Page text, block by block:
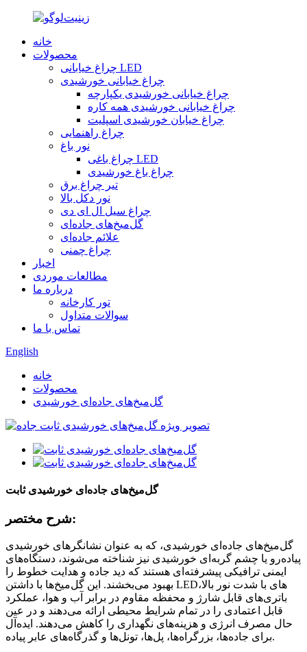
خانه
محصولات
چراغ خیابانی LED
چراغ خیابانی خورشیدی
چراغ خیابانی خورشیدی یکپارچه
چراغ خیابانی خورشیدی همه کاره
چراغ خیابان خورشیدی اسپلیت
چراغ راهنمایی
نور باغ
چراغ باغی LED
چراغ باغ خورشیدی
تیر چراغ برق
نور دکل بالا
چراغ سیل ال ای دی
گل‌میخ‌های جاده‌ای
علائم جاده‌ای
چراغ چمنی
اخبار
مطالعات موردی
درباره ما
تور کارخانه
سوالات متداول
تماس با ما
English
خانه
محصولات
گل‌میخ‌های جاده‌ای خورشیدی
گل‌میخ‌های جاده‌ای خورشیدی ثابت
شرح مختصر:
گل‌میخ‌های جاده‌ای خورشیدی، که به عنوان نشانگرهای خورشیدی
پیاده‌رو یا چشم گربه‌ای خورشیدی نیز شناخته می‌شوند، دستگاه‌های
ایمنی ترافیکی پیشرفته‌ای هستند که دید جاده و هدایت خطوط را
بهبود می‌بخشند. این گل‌میخ‌ها با داشتن LEDهای با شدت نور بالا،
باتری‌های قابل شارژ و محفظه مقاوم در برابر آب و هوا، عملکرد
قابل اعتمادی را در تمام شرایط محیطی ارائه می‌دهند و در عین
حال مصرف انرژی و هزینه‌های نگهداری را کاهش می‌دهند. ایده‌آل
برای جاده‌ها، بزرگراه‌ها، پل‌ها، تونل‌ها و گذرگاه‌های عابر پیاده.